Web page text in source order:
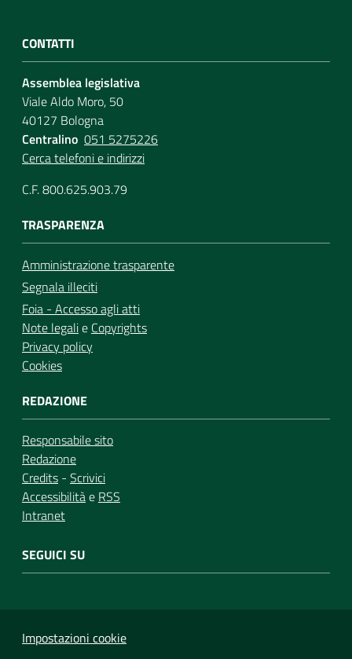
CONTATTI
Assemblea legislativa
Viale Aldo Moro, 50
40127 Bologna
Centralino 051 5275226
Cerca telefoni e indirizzi
C.F. 800.625.903.79
TRASPARENZA
Amministrazione trasparente
Segnala illeciti
Foia - Accesso agli atti
Note legalie Copyrights
Privacy policy
Cookies
REDAZIONE
Responsabile sito
Redazione
Credits - Scrivici
Accessibilitàe RSS
Intranet
SEGUICI SU
Impostazioni cookie